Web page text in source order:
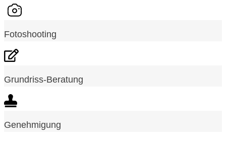
Fotoshooting
Grundriss-Beratung
Genehmigung